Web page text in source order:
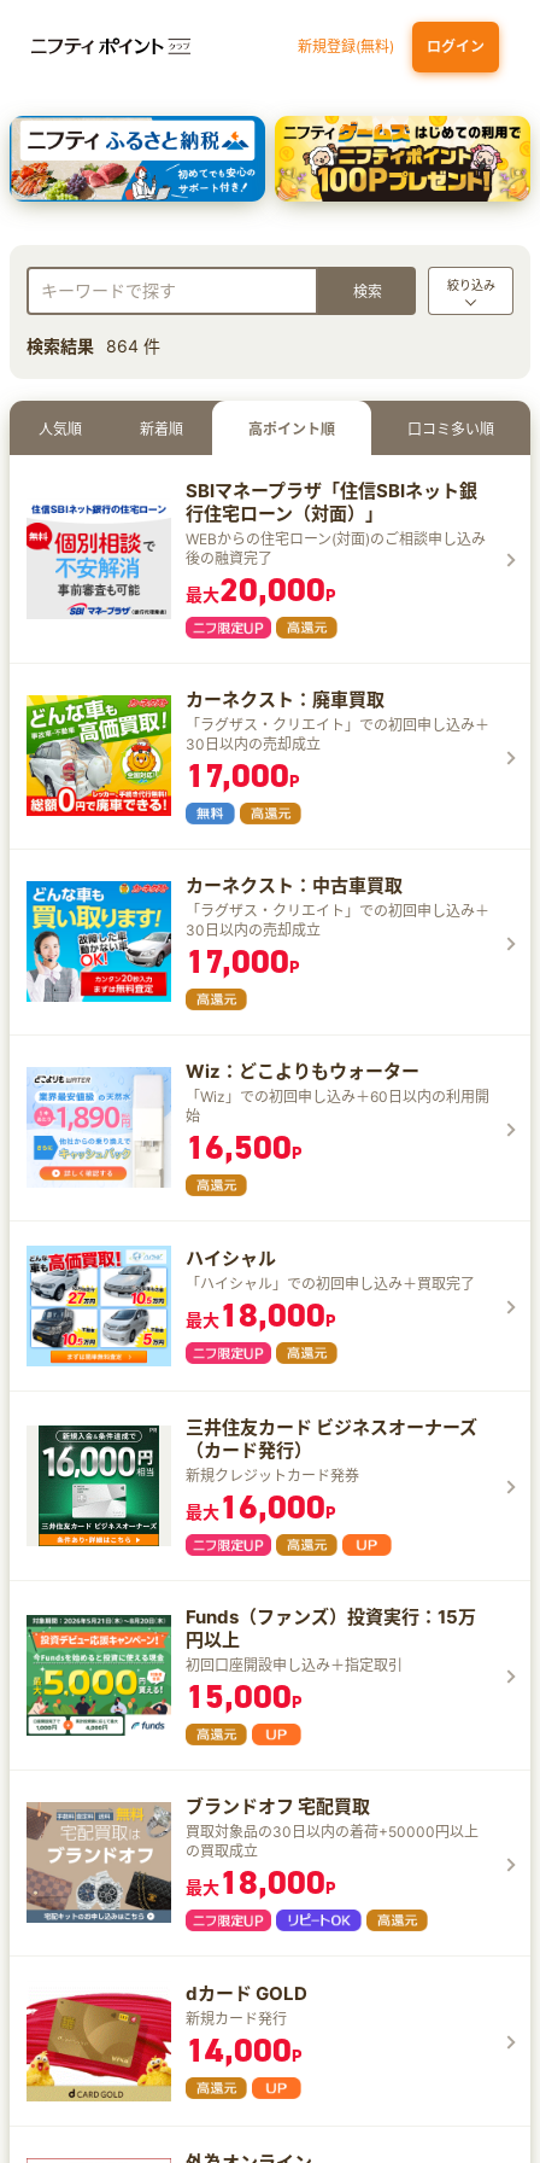
新規登録(無料) ログイン
三井住友カード ゴールド（NL）（家族カード発行） dカード GOLD
【実質初月無料】DMM | Disney+(ディズニープラス) セットプラン
SBI証券 確定拠出年金（iDeCo）
絞り込み
検索結果 864 件
人気順 新着順 高ポイント順 口コミ多い順
SBIマネープラザ「住信SBIネット銀
行住宅ローン（対面）」
WEBからの住宅ローン(対面)のご相談申し込み
後の融資完了
最大20,000P
カーネクスト：廃車買取
「ラグザス・クリエイト」での初回申し込み＋
30日以内の売却成立
17,000P
カーネクスト：中古車買取
「ラグザス・クリエイト」での初回申し込み＋
30日以内の売却成立
17,000P
Wiz：どこよりもウォーター
「Wiz」での初回申し込み＋60日以内の利用開
始
16,500P
ハイシャル
「ハイシャル」での初回申し込み＋買取完了
最大18,000P
三井住友カード ビジネスオーナーズ
（カード発行）
新規クレジットカード発券
最大16,000P
Funds（ファンズ）投資実行：15万
円以上
初回口座開設申し込み＋指定取引
15,000P
ブランドオフ 宅配買取
買取対象品の30日以内の着荷+50000円以上
の買取成立
最大18,000P
dカード GOLD
新規カード発行
14,000P